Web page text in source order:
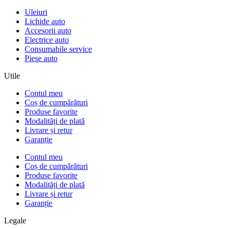
Uleiuri
Lichide auto
Accesorii auto
Electrice auto
Consumabile service
Piese auto
Utile
Contul meu
Coș de cumpărături
Produse favorite
Modalități de plată
Livrare și retur
Garanție
Contul meu
Coș de cumpărături
Produse favorite
Modalități de plată
Livrare și retur
Garanție
Legale